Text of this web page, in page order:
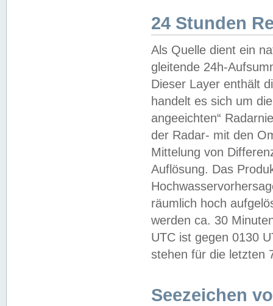
24 Stunden
Als Quelle dient ein
gleitende 24h-
Dieser Layer enthält
handelt es sich um
angeeichten“
der Radar- mit den
Mittelung von
Auflösung. Das
räumlich hoch
werden ca. 30
UTC ist gegen 0130
stehen für die letzten
Seezeichen